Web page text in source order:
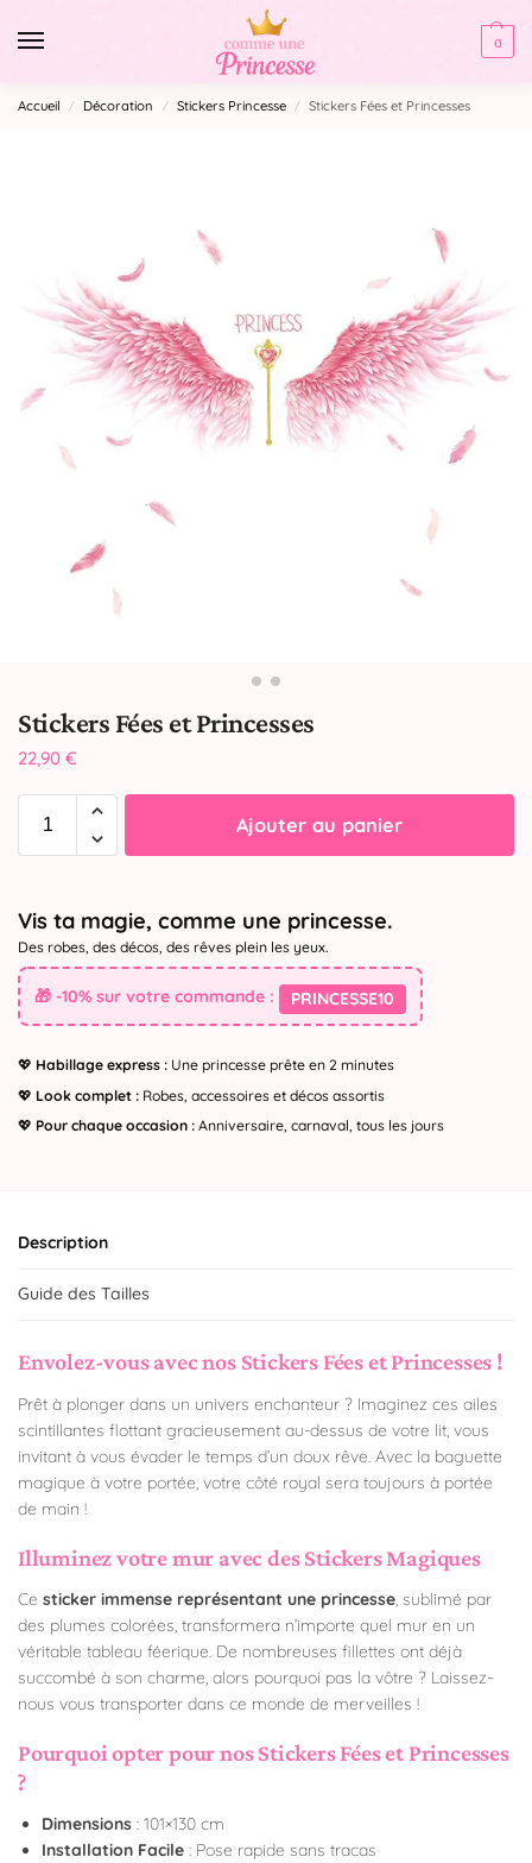
0
Accueil / Décoration / Stickers Princesse / Stickers Fées et Princesses
Stickers Fées et Princesses
22,90 €
Ajouter au panier
Vis ta magie, comme une princesse.
Des robes, des décos, des rêves plein les yeux.
🎁 -10% sur votre commande : PRINCESSE10
💖 Habillage express : Une princesse prête en 2 minutes
💖 Look complet : Robes, accessoires et décos assortis
💖 Pour chaque occasion : Anniversaire, carnaval, tous les jours
Description
Guide des Tailles
Envolez-vous avec nos Stickers Fées et Princesses !
Prêt à plonger dans un univers enchanteur ? Imaginez ces ailes
scintillantes flottant gracieusement au-dessus de votre lit, vous
invitant à vous évader le temps d’un doux rêve. Avec la baguette
magique à votre portée, votre côté royal sera toujours à portée
de main !
Illuminez votre mur avec des Stickers Magiques
Ce sticker immense représentant une princesse, sublimé par
des plumes colorées, transformera n’importe quel mur en un
véritable tableau féerique. De nombreuses fillettes ont déjà
succombé à son charme, alors pourquoi pas la vôtre ? Laissez-
nous vous transporter dans ce monde de merveilles !
Pourquoi opter pour nos Stickers Fées et Princesses
?
Dimensions : 101×130 cm
Installation Facile : Pose rapide sans tracas